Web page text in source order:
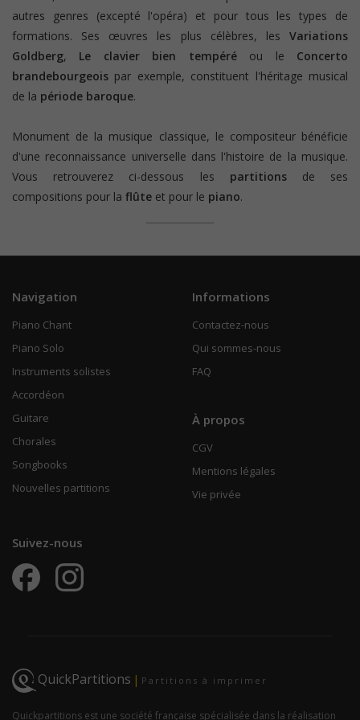
autres genres (excepté l'opéra) et pour tous les types de
formations. Ses œuvres les plus célèbres, les Variations
Goldberg, Le clavier bien tempéré ou le Concerto
brandebourgeois par exemple, constituent l'héritage musical
de la période baroque.
Monument de la musique classique, le compositeur bénéficie
d'une reconnaissance universelle dans l'histoire de la musique.
Vous retrouverez ci-dessous les partitions de ses
compositions pour la flûte et pour le piano.
Navigation
Piano Chant
Piano Solo
Instruments solistes
Accordéon
Guitare
Chorales
Songbooks
Nouvelles partitions
Informations
Contactez-nous
Qui sommes-nous
FAQ
À propos
CGV
Mentions légales
Vie privée
Suivez-nous
QuickPartitions | Partitions à imprimer
Quickpartitions est une société française spécialisée dans la réalisation